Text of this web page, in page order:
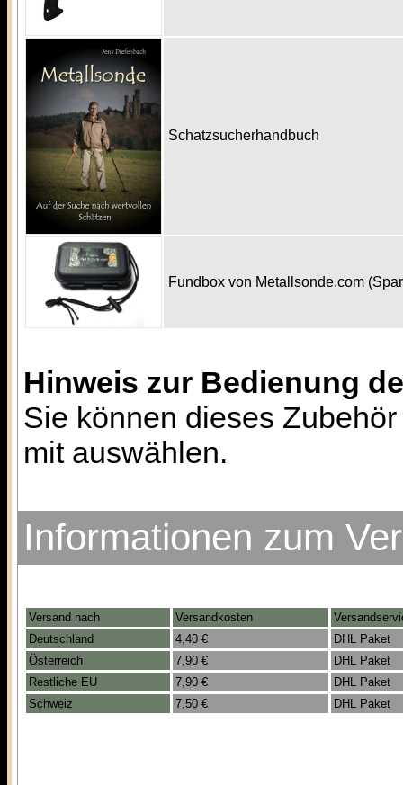
Schatzsucherhandbuch
Fundbox von Metallsonde.com
Hinweis zur Bedienung
Sie können dieses
mit auswählen.
Informationen zum
Versand nach Versandkosten
Deutschland
4,40 €
DHL Paket
Österreich
7,90 €
DHL Paket
Restliche EU
7,90 €
DHL Paket
Schweiz
7,50 € DHL Paket